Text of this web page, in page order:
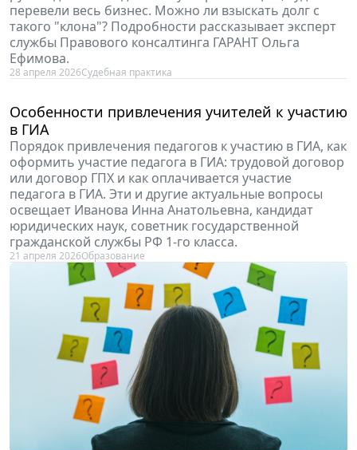
Можно ли кредитору взыскать долг с "клона"
должника
Должник не платит долг. При этом его участники,
руководитель создали новую организацию, куда
перевели весь бизнес. Можно ли взыскать долг с
такого "клона"? Подробности рассказывает эксперт
службы Правового консалтинга ГАРАНТ Ольга
Ефимова.
28 апреля 2026Судебная практика